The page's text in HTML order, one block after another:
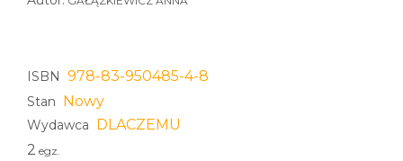
ISBN 978-83-950485-4-8
Stan Nowy
Wydawca DLACZEMU
2 egz.